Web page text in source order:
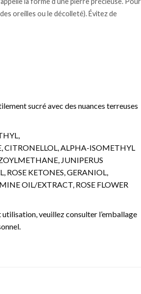
oreilles ou le décolleté). Évitez de
sucré avec des nuances terreuses
CITRONELLOL, ALPHA-ISOMETHYL
JUNIPERUS
KETONES, GERANIOL,
OIL/EXTRACT, ROSE FLOWER
veuillez consulter l’emballage